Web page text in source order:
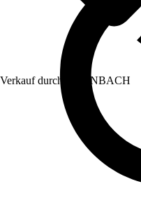
Verkauf durch: HORNBACH